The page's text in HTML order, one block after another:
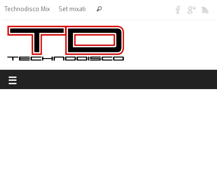
Technodisco Mix Set mixati